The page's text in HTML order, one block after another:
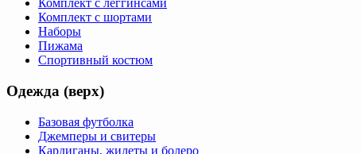
Комплект с леггинсами
Комплект с шортами
Наборы
Пижама
Спортивный костюм
Одежда (верх)
Базовая футболка
Джемперы и свитеры
Кардиганы, жилеты и болеро